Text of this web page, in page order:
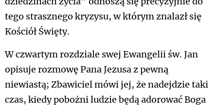
tego strasznego kryzysu, w którym znalazł się
Kościół Święty.
W czwartym rozdziale swej Ewangelii św. Jan
opisuje rozmowę Pana Jezusa z pewną
niewiastą; Zbawiciel mówi jej, że nadejdzie taki
czas, kiedy pobożni ludzie będą adorować Boga